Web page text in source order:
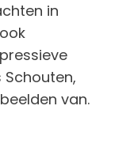
in
van.